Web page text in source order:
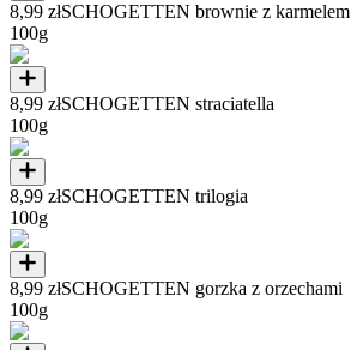
8,99 złSCHOGETTEN brownie z karmelem
100g
8,99 złSCHOGETTEN straciatella
100g
8,99 złSCHOGETTEN trilogia
100g
8,99 złSCHOGETTEN gorzka z orzechami
100g